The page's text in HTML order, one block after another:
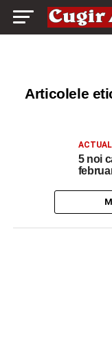
Articolele
5 noi